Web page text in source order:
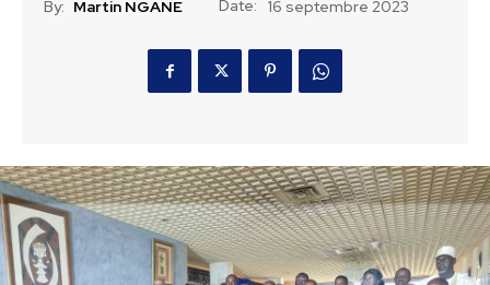
By: Martin NGANE Date: 16 septembre 2023